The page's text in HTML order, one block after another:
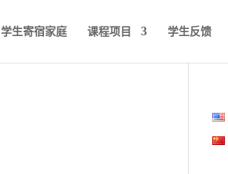
学生寄宿家庭 课程项目 学生反馈